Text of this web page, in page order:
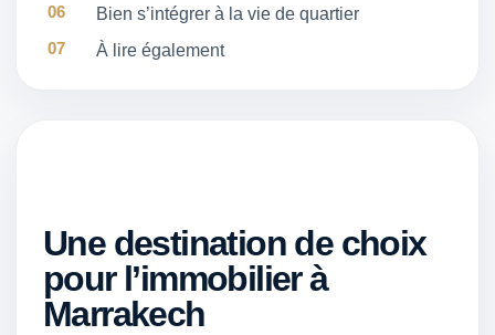
Bien s’intégrer à la vie de quartier
À lire également
Une destination de choix
pour l’immobilier à
Marrakech